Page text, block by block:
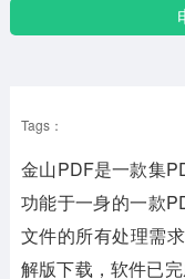
安卓其它
Tags：
金山PDF是一款集
功能于一身的一款
文件的所有处理需
解版下载，软件已